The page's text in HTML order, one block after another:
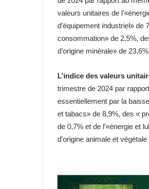
valeurs unitaires de
d’équipement industriel» de
consommation» de 2,5%,
d’origine minérale» de
L’indice des valeurs
trimestre de 2024 par
essentiellement par la
et tabacs» de 8,9%, des «
de 0,7% et de l’«énergie et
d’origine animale et